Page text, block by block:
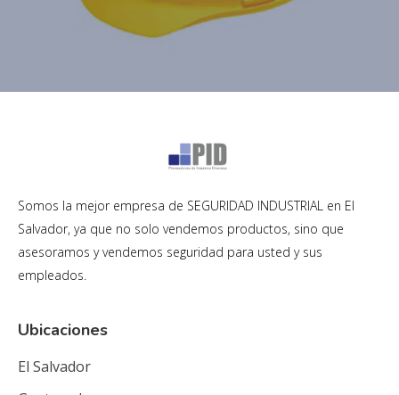
Somos la mejor empresa de SEGURIDAD INDUSTRIAL en El
Salvador, ya que no solo vendemos productos, sino que
asesoramos y vendemos seguridad para usted y sus
empleados.
Ubicaciones
El Salvador